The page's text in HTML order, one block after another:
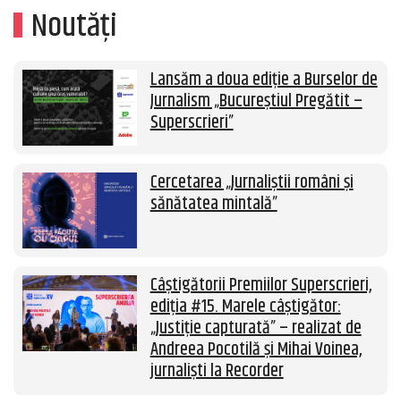
Noutăți
Lansăm a doua ediție a Burselor de
Jurnalism „Bucureștiul Pregătit –
Superscrieri”
Cercetarea „Jurnaliștii români și
sănătatea mintală”
Câștigătorii Premiilor Superscrieri,
ediția #15. Marele câștigător:
„Justiție capturată” – realizat de
Andreea Pocotilă și Mihai Voinea,
jurnaliști la Recorder